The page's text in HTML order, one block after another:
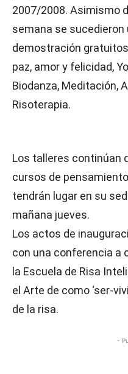
2007/2008. Asimismo
semana se sucedieron
demostración
paz, amor y felicidad,
Biodanza, Meditación,
Risoterapia.
Los talleres continúan
cursos de
tendrán lugar en su
mañana jueves.
Los actos de
con una conferencia a
la Escuela de Risa
el Arte de como ‘ser-
de la risa.
-